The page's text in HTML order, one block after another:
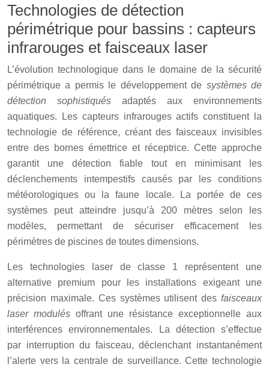
Technologies de détection
périmétrique pour bassins : capteurs
infrarouges et faisceaux laser
L’évolution technologique dans le domaine de la sécurité
périmétrique a permis le développement de systèmes de
détection sophistiqués adaptés aux environnements
aquatiques. Les capteurs infrarouges actifs constituent la
technologie de référence, créant des faisceaux invisibles
entre des bornes émettrice et réceptrice. Cette approche
garantit une détection fiable tout en minimisant les
déclenchements intempestifs causés par les conditions
météorologiques ou la faune locale. La portée de ces
systèmes peut atteindre jusqu’à 200 mètres selon les
modèles, permettant de sécuriser efficacement les
périmètres de piscines de toutes dimensions.
Les technologies laser de classe 1 représentent une
alternative premium pour les installations exigeant une
précision maximale. Ces systèmes utilisent des faisceaux
laser modulés offrant une résistance exceptionnelle aux
interférences environnementales. La détection s’effectue
par interruption du faisceau, déclenchant instantanément
l’alerte vers la centrale de surveillance. Cette technologie